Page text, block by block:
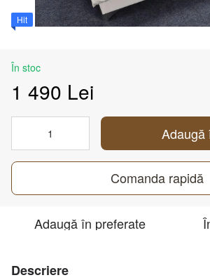
Hit
În stoc
1 490 Lei
Adaugă
Comanda rapidă
Adaugă în preferate
Descriere